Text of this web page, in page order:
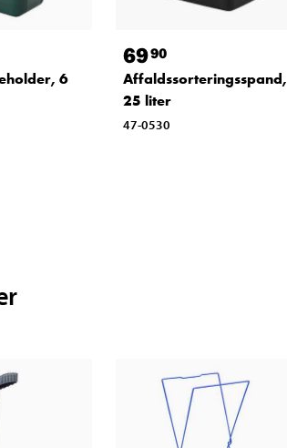
6
6990
Affaldssorteringsspand,
25 liter
47-0530